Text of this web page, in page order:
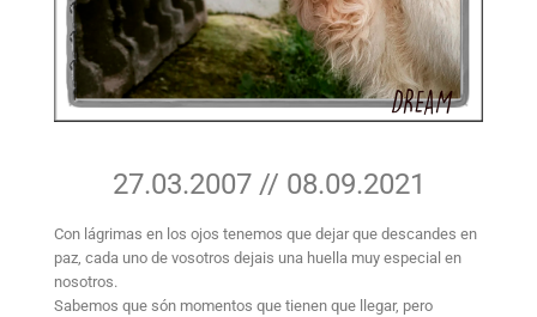
27.03.2007 // 08.09.2021
Con lágrimas en los ojos tenemos que dejar que descandes en
paz, cada uno de vosotros dejais una huella muy especial en
nosotros.
Sabemos que són momentos que tienen que llegar, pero